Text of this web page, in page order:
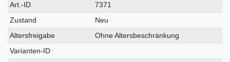
Art.-ID
7371
Zustand
Neu
Altersfreigabe
Ohne Altersbeschränkung
Varianten-ID